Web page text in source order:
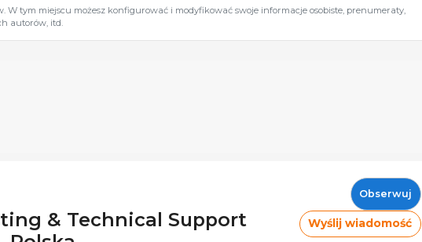
tym miejscu możesz konfigurować i modyfikować swoje informacje osobiste, prenumeraty,
autorów, itd.
& Technical Support
Obserwuj
Wyślij wiadomość